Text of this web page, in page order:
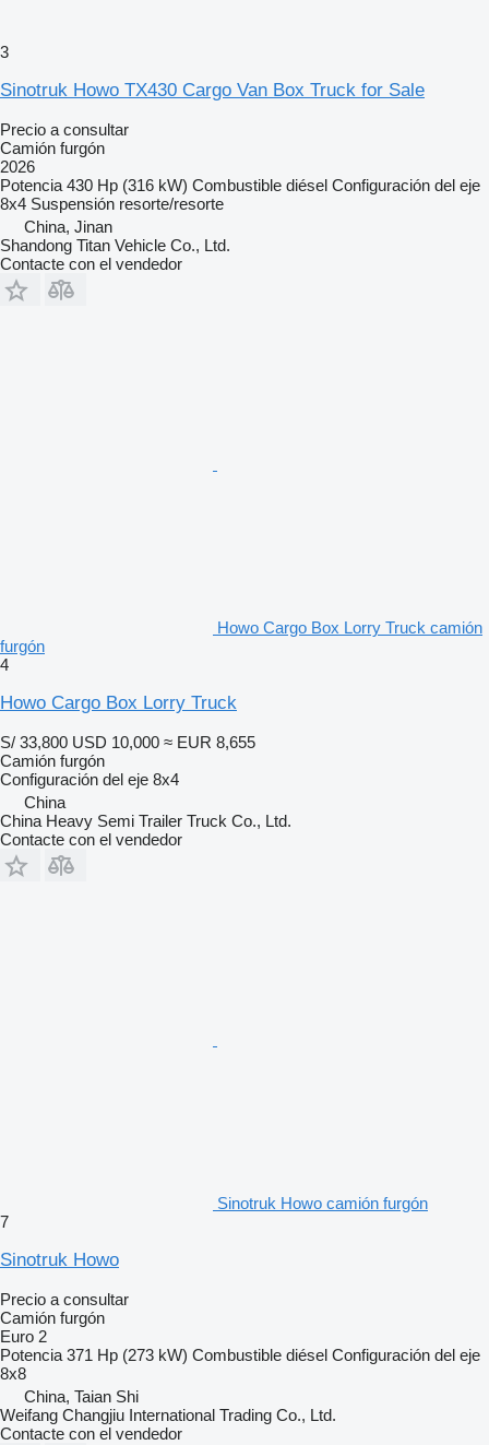
3
Sinotruk Howo TX430 Cargo Van Box Truck for Sale
Precio a consultar
Camión furgón
2026
Potencia 430 Hp (316 kW) Combustible diésel Configuración del eje
8x4 Suspensión resorte/resorte
China, Jinan
Shandong Titan Vehicle Co., Ltd.
Contacte con el vendedor
Howo Cargo Box Lorry Truck camión
furgón
4
Howo Cargo Box Lorry Truck
S/ 33,800 USD 10,000 ≈ EUR 8,655
Camión furgón
Configuración del eje 8x4
China
China Heavy Semi Trailer Truck Co., Ltd.
Contacte con el vendedor
Sinotruk Howo camión furgón
7
Sinotruk Howo
Precio a consultar
Camión furgón
Euro 2
Potencia 371 Hp (273 kW) Combustible diésel Configuración del eje
8x8
China, Taian Shi
Weifang Changjiu International Trading Co., Ltd.
Contacte con el vendedor